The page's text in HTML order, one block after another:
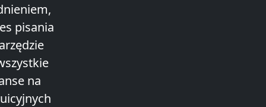
pisania
na